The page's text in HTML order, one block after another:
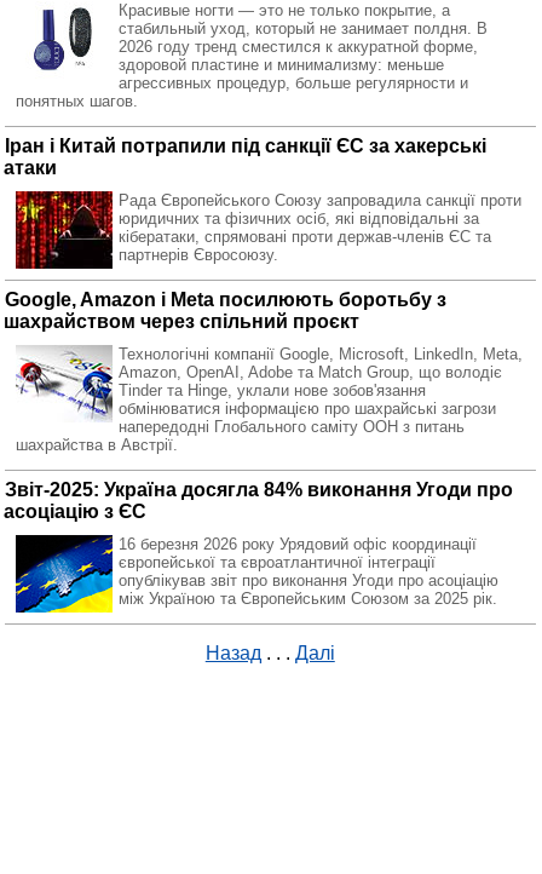
Красивые ногти — это не только покрытие, а
стабильный уход, который не занимает полдня. В
2026 году тренд сместился к аккуратной форме,
здоровой пластине и минимализму: меньше
агрессивных процедур, больше регулярности и
понятных шагов.
Іран і Китай потрапили під санкції ЄС за хакерські
атаки
Рада Європейського Союзу запровадила санкції проти
юридичних та фізичних осіб, які відповідальні за
кібератаки, спрямовані проти держав-членів ЄС та
партнерів Євросоюзу.
Google, Amazon і Meta посилюють боротьбу з
шахрайством через спільний проєкт
Технологічні компанії Google, Microsoft, LinkedIn, Meta,
Amazon, OpenAI, Adobe та Match Group, що володіє
Tinder та Hinge, уклали нове зобов'язання
обмінюватися інформацією про шахрайські загрози
напередодні Глобального саміту ООН з питань
шахрайства в Австрії.
Звіт-2025: Україна досягла 84% виконання Угоди про
асоціацію з ЄС
16 березня 2026 року Урядовий офіс координації
європейської та євроатлантичної інтеграції
опублікував звіт про виконання Угоди про асоціацію
між Україною та Європейським Союзом за 2025 рік.
Назад . . . Далі